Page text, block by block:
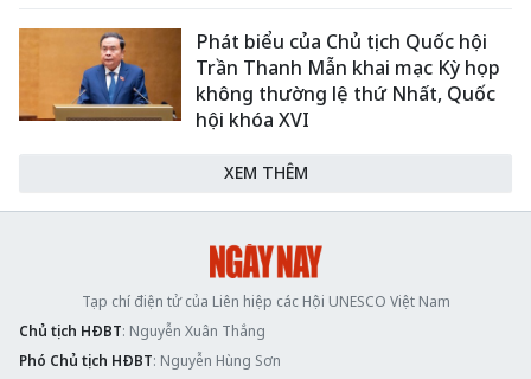
Phát biểu của Chủ tịch Quốc hội
Trần Thanh Mẫn khai mạc Kỳ họp
không thường lệ thứ Nhất, Quốc
hội khóa XVI
XEM THÊM
Tạp chí điện tử của Liên hiệp các Hội UNESCO Việt Nam
Chủ tịch HĐBT: Nguyễn Xuân Thắng
Phó Chủ tịch HĐBT: Nguyễn Hùng Sơn